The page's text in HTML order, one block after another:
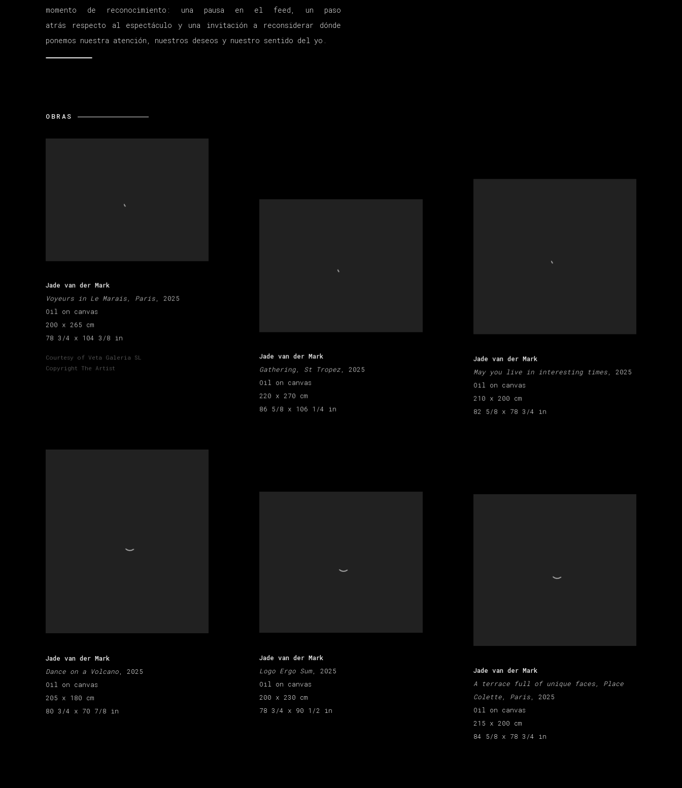
momento de reconocimiento: una pausa en el feed, un paso
atrás respecto al espectáculo y una invitación a reconsiderar dónde
ponemos nuestra atención, nuestros deseos y nuestro sentido del yo.
OBRAS
Jade van der Mark
Voyeurs in Le Marais, Paris, 2025
Oil on canvas
200 x 265 cm
78 3/4 x 104 3/8 in
Courtesy of Veta Galeria SL
Copyright The Artist
Jade van der Mark
Dance on a Volcano , 2025
Oil on canvas
205 x 180 cm
80 3/4 x 70 7/8 in
Jade van der Mark
Gathering, St Tropez, 2025
Oil on canvas
220 x 270 cm
86 5/8 x 106 1/4 in
Jade van der Mark
Logo Ergo Sum, 2025
Oil on canvas
200 x 230 cm
78 3/4 x 90 1/2 in
Jade van der Mark
May you live in interesting times, 2025
Oil on canvas
210 x 200 cm
82 5/8 x 78 3/4 in
Jade van der Mark
A terrace full of unique faces, Place
Colette, Paris, 2025
Oil on canvas
215 x 200 cm
84 5/8 x 78 3/4 in